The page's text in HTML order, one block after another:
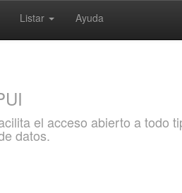
Listar Ayuda
el acceso abierto a todo
datos.